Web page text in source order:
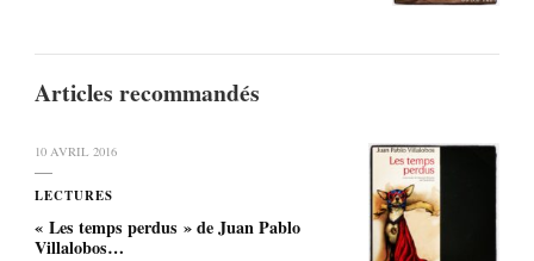
Articles recommandés
10 AVRIL 2016
LECTURES
« Les temps perdus » de Juan Pablo
Villalobos…